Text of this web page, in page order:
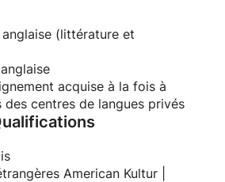
dans de vraies
pour les apprenants
et avancés, avec un
pour aider chaque
de manière régulière et
tout en poursuivant
et professionnelle.
(littérature et
acquise à la fois à
centres de langues privés
American Kultur |